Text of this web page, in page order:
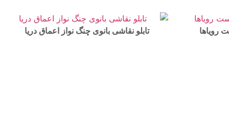
رویاها تابلو نقاشی بانوی چنگ نواز اعماق دریا